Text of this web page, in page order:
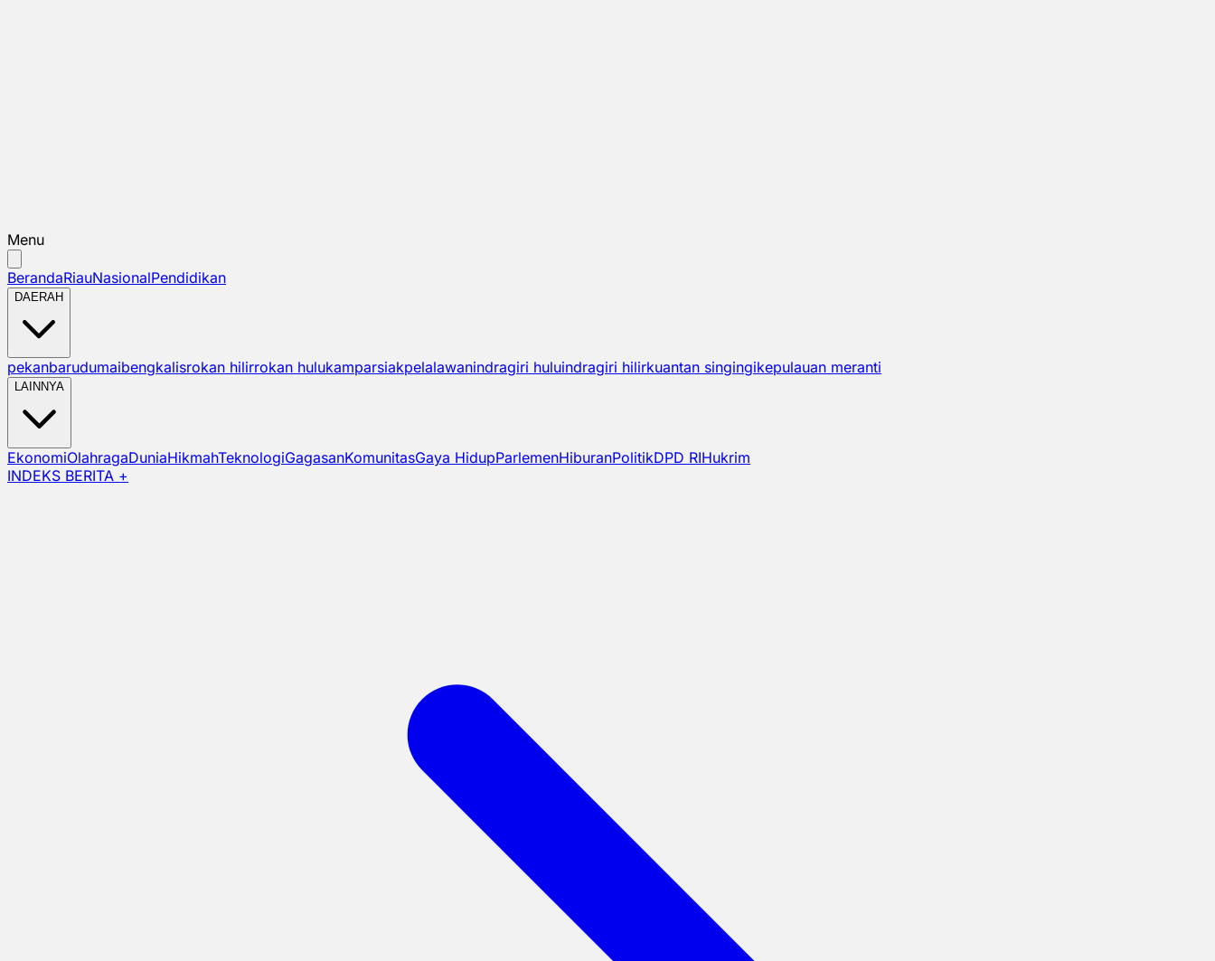
Menu
BerandaRiauNasionalPendidikan
DAERAH
pekanbarudumaibengkalisrokan hilirrokan hulukamparsiakpelalawanindragiri huluindragiri hilirkuantan singingikepulauan meranti
LAINNYA
EkonomiOlahragaDuniaHikmahTeknologiGagasanKomunitasGaya HidupParlemenHiburanPolitikDPD RIHukrim
INDEKS BERITA +